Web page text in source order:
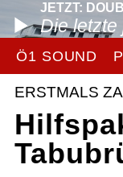
JETZT:
Die letzte
Ö1 SOUND
ERSTMALS